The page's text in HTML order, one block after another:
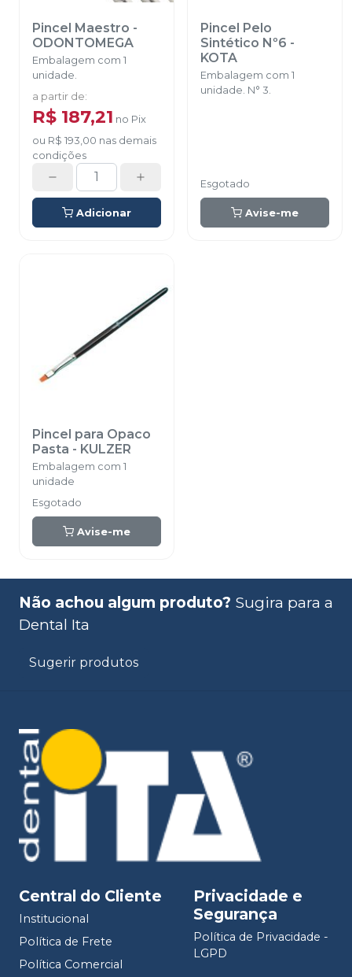
Pincel Maestro -
ODONTOMEGA
Embalagem com 1
unidade.
a partir de:
R$ 187,21 no Pix
ou R$ 193,00 nas demais
condições
Adicionar
Pincel Pelo
Sintético Nº6 -
KOTA
Embalagem com 1
unidade. N° 3.
Esgotado
Avise-me
Pincel para Opaco
Pasta - KULZER
Embalagem com 1
unidade
Esgotado
Avise-me
Não achou algum produto? Sugira para a
Dental Ita
Sugerir produtos
Central do Cliente
Institucional
Política de Frete
Política Comercial
Privacidade e
Segurança
Política de Privacidade -
LGPD